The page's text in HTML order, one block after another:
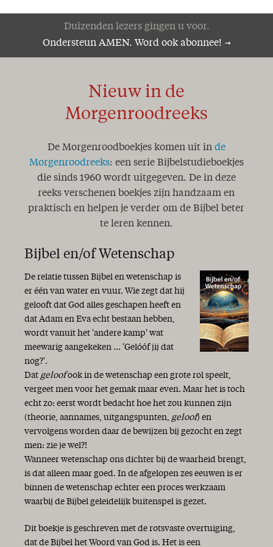
Zeker weten!
Zoek de dingen die boven zijn
Word innerlijk veranderd..!
Een jaar van onze Heere!
Geestelijk water
Danken en bidden…
Slaap kindje, slaap...
Zingen
De Christus der Schriften
Het GAB-syndroom
Licht in de duisternis
Twintig jaar AMEN!
Niets is wat het lijkt
Een nieuw begin
Geschenk van God!
Tijd
Lente
Dank!
Het geheim van Bijbellezen
In de schaduw van de Almachtige
Licht in de duisternis
Het jaar van de liefde!
Kiezen
Hij komt!
Goede moed!
Vrolijk Pasen!
Israël 70 jaar
De zaligmakende genade van God is verschenen...
Geschenken
Genade van God, zo rijk en vrij!
Duizenden lezers gingen u voor.
Ondersteun AMEN. Word ook abonnee!
Nieuw in de
Morgenroodreeks
De Morgenroodboekjes komen uit in de
Morgenroodreeks: een serie Bijbelstudieboekjes
die sinds 1960 wordt uitgegeven. De in deze
reeks verschenen boekjes zijn handzaam en
praktisch en helpen je verder om de Bijbel beter
te leren kennen.
Bijbel en/of Wetenschap
De relatie tussen Bijbel en wetenschap is
er één van water en vuur. Wie zegt dat hij
gelooft dat God alles geschapen heeft en
dat Adam en Eva echt bestaan hebben,
wordt vanuit het 'andere kamp' wat
meewarig aangekeken ... 'Gelóóf jij dat
nog?'.
Dat geloofook in de wetenschap een grote rol speelt,
vergeet men voor het gemak maar even. Maar het is toch
echt zo: eerst wordt bedacht hoe het zou kunnen zijn
(theorie, aannames, uitgangspunten, geloof) en
vervolgens worden daar de bewijzen bij gezocht en zegt
men: zie je wel?!
Wanneer wetenschap ons dichter bij de waarheid brengt,
is dat alleen maar goed. In de afgelopen zes eeuwen is er
binnen de wetenschap echter een proces werkzaam
waarbij de Bijbel geleidelijk buitenspel is gezet.
Dit boekje is geschreven met de rotsvaste overtuiging,
dat de Bijbel het Woord van God is. Het is een